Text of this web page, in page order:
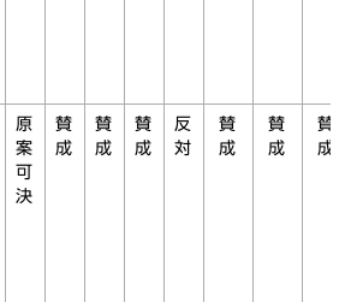
原
案
可
決
賛
成
賛
成
賛
成
反
対
賛
成
賛
成
賛
成